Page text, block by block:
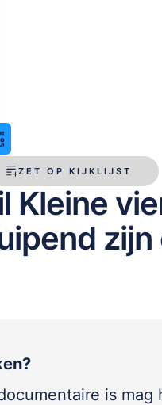
ZET OP KIJKLIJST
Kleine
is mag